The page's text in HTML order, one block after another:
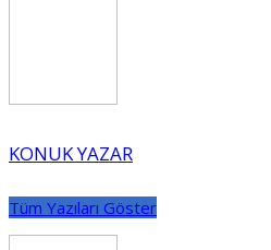
KONUK YAZAR
Tüm Yazıları Göster